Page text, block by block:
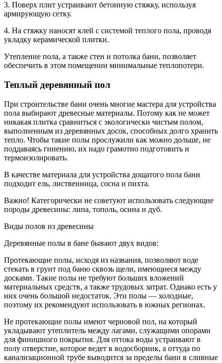
3. Поверх плит устраивают бетонную стяжку, используя
армирующую сетку.
4. На стяжку наносят клей с системой теплого пола, проводя
укладку керамической плитки.
Утепление пола, а также стен и потолка бани, позволяет
обеспечить в этом помещении минимальные теплопотери.
Теплый деревянный пол
При строительстве бани очень многие мастера для устройства
пола выбирают древесные материалы. Потому как не может
никакая плитка сравниться с экологически чистым полом,
выполненным из деревянных досок, способных долго хранить
тепло. Чтобы такие полы прослужили как можно дольше, не
поддаваясь гниению, их надо грамотно подготовить и
термоизолировать.
В качестве материала для устройства дощатого пола бани
подходит ель, лиственница, сосна и пихта.
Важно! Категорически не советуют использовать следующие
породы древесины: липа, тополь, осина и дуб.
Виды полов из древесины
Деревянные полы в бане бывают двух видов:
Протекающие полы, исходя из названия, позволяют воде
стекать в грунт под баню сквозь щели, имеющиеся между
досками. Такие полы не требуют больших вложений
материальных средств, а также трудовых затрат. Однако есть у
них очень большой недостаток. Эти полы — холодные,
поэтому их рекомендуют использовать в южных регионах.
Не протекающие полы имеют черновой пол, на который
укладывают утеплитель между лагами, служащими опорами
для финишного покрытия. Для оттока воды устраивают в
полу отверстие, которое ведет в водосборник, а оттуда по
канализационной трубе выводится за пределы бани в сливные